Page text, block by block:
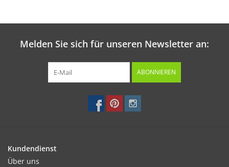
Bei 18 - 20 °C in 3 - 4 Wochen.
20 cm. Vor dem Auspflanzen im Juli/August abhärten.
Melden Sie sich für unseren Newsletter an:
ABONNIEREN
Kundendienst
Über uns